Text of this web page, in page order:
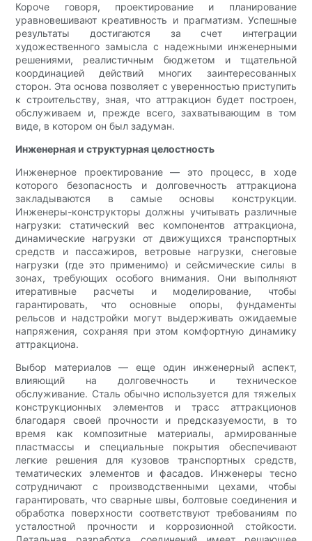
Короче говоря, проектирование и планирование
уравновешивают креативность и прагматизм. Успешные
результаты достигаются за счет интеграции
художественного замысла с надежными инженерными
решениями, реалистичным бюджетом и тщательной
координацией действий многих заинтересованных
сторон. Эта основа позволяет с уверенностью приступить
к строительству, зная, что аттракцион будет построен,
обслуживаем и, прежде всего, захватывающим в том
виде, в котором он был задуман.
Инженерная и структурная целостность
Инженерное проектирование — это процесс, в ходе
которого безопасность и долговечность аттракциона
закладываются в самые основы конструкции.
Инженеры-конструкторы должны учитывать различные
нагрузки: статический вес компонентов аттракциона,
динамические нагрузки от движущихся транспортных
средств и пассажиров, ветровые нагрузки, снеговые
нагрузки (где это применимо) и сейсмические силы в
зонах, требующих особого внимания. Они выполняют
итеративные расчеты и моделирование, чтобы
гарантировать, что основные опоры, фундаменты
рельсов и надстройки могут выдерживать ожидаемые
напряжения, сохраняя при этом комфортную динамику
аттракциона.
Выбор материалов — еще один инженерный аспект,
влияющий на долговечность и техническое
обслуживание. Сталь обычно используется для тяжелых
конструкционных элементов и трасс аттракционов
благодаря своей прочности и предсказуемости, в то
время как композитные материалы, армированные
пластмассы и специальные покрытия обеспечивают
легкие решения для кузовов транспортных средств,
тематических элементов и фасадов. Инженеры тесно
сотрудничают с производственными цехами, чтобы
гарантировать, что сварные швы, болтовые соединения и
обработка поверхности соответствуют требованиям по
усталостной прочности и коррозионной стойкости.